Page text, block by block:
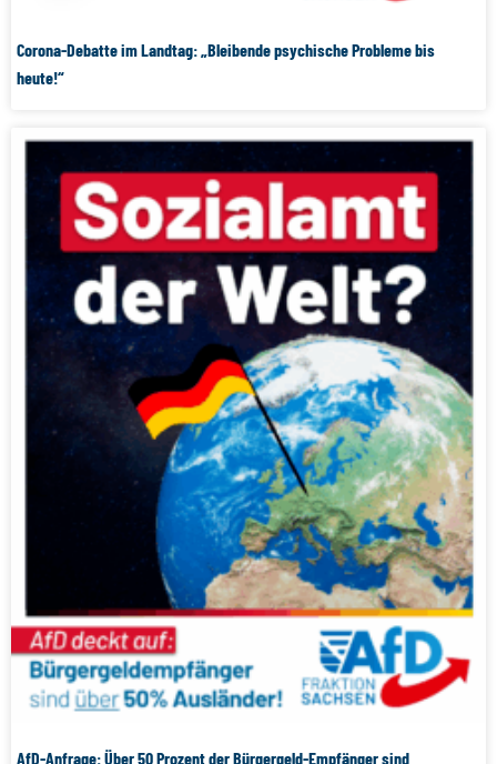
Corona-Debatte im Landtag: „Bleibende psychische Probleme bis
heute!“
AfD-Anfrage: Über 50 Prozent der Bürgergeld-Empfänger sind